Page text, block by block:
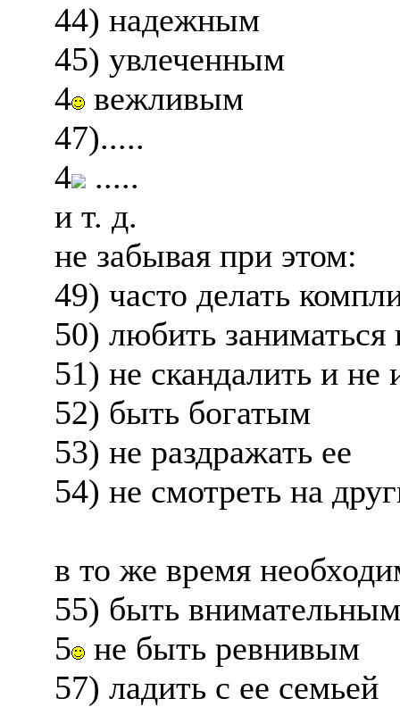
44) надежным
45) увлеченным
4 вежливым
47).....
4
.....
и т. д.
не забывая при этом:
49) часто делать
50) любить
51) не скандалить и не
52) быть богатым
53) не раздражать ее
54) не смотреть на
в то же время
55) быть
5
не быть ревнивым
57) ладить с ее семьей